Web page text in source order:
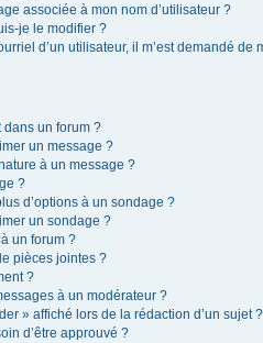
associée à mon nom d’utilisateur ?
je le modifier ?
d’un utilisateur, il m’est demandé de
un forum ?
un message ?
à un message ?
?
d’options à un sondage ?
un sondage ?
un forum ?
pièces jointes ?
?
à un modérateur ?
» affiché lors de la rédaction d’un sujet ?
d’être approuvé ?